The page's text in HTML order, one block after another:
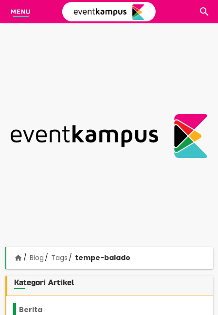
MENU
home Blog Tags tempe-balado
Kategori Artikel
Berita